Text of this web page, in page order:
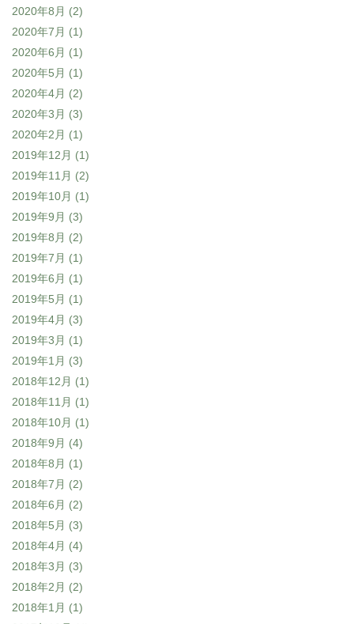
2020年8月 (2)
2020年7月 (1)
2020年6月 (1)
2020年5月 (1)
2020年4月 (2)
2020年3月 (3)
2020年2月 (1)
2019年12月 (1)
2019年11月 (2)
2019年10月 (1)
2019年9月 (3)
2019年8月 (2)
2019年7月 (1)
2019年6月 (1)
2019年5月 (1)
2019年4月 (3)
2019年3月 (1)
2019年1月 (3)
2018年12月 (1)
2018年11月 (1)
2018年10月 (1)
2018年9月 (4)
2018年8月 (1)
2018年7月 (2)
2018年6月 (2)
2018年5月 (3)
2018年4月 (4)
2018年3月 (3)
2018年2月 (2)
2018年1月 (1)